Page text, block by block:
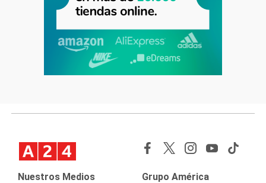
Nuestros Medios Grupo América